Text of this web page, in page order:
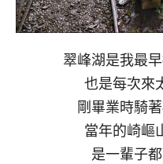
翠峰湖是我最
也是每次來
剛畢業時騎
當年的崎嶇
是一輩子